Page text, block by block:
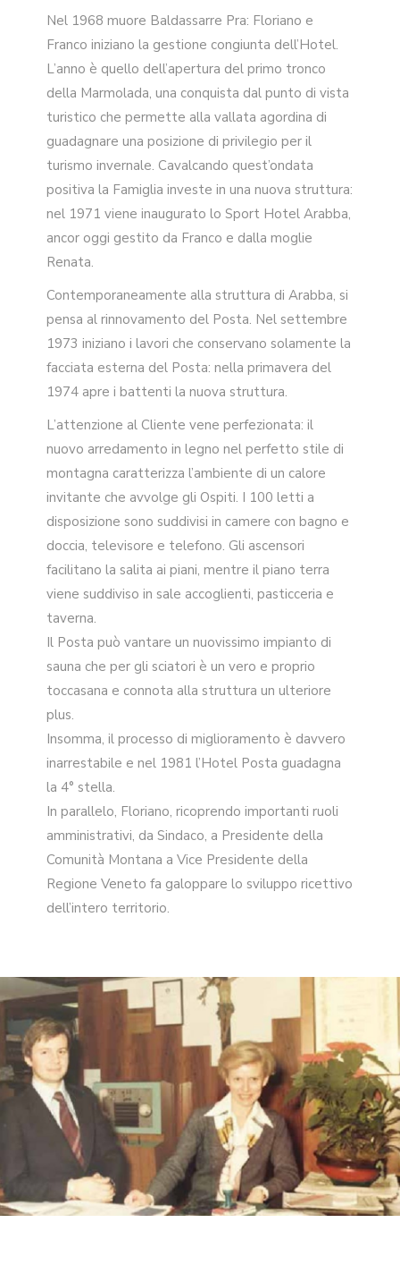
Nel 1968 muore Baldassarre Pra: Floriano e
Franco iniziano la gestione congiunta dell’Hotel.
L’anno è quello dell’apertura del primo tronco
della Marmolada, una conquista dal punto di vista
turistico che permette alla vallata agordina di
guadagnare una posizione di privilegio per il
turismo invernale. Cavalcando quest’ondata
positiva la Famiglia investe in una nuova struttura:
nel 1971 viene inaugurato lo Sport Hotel Arabba,
ancor oggi gestito da Franco e dalla moglie
Renata.
Contemporaneamente alla struttura di Arabba, si
pensa al rinnovamento del Posta. Nel settembre
1973 iniziano i lavori che conservano solamente la
facciata esterna del Posta: nella primavera del
1974 apre i battenti la nuova struttura.
L’attenzione al Cliente vene perfezionata: il
nuovo arredamento in legno nel perfetto stile di
montagna caratterizza l’ambiente di un calore
invitante che avvolge gli Ospiti. I 100 letti a
disposizione sono suddivisi in camere con bagno e
doccia, televisore e telefono. Gli ascensori
facilitano la salita ai piani, mentre il piano terra
viene suddiviso in sale accoglienti, pasticceria e
taverna.
Il Posta può vantare un nuovissimo impianto di
sauna che per gli sciatori è un vero e proprio
toccasana e connota alla struttura un ulteriore
plus.
Insomma, il processo di miglioramento è davvero
inarrestabile e nel 1981 l’Hotel Posta guadagna
la 4° stella.
In parallelo, Floriano, ricoprendo importanti ruoli
amministrativi, da Sindaco, a Presidente della
Comunità Montana a Vice Presidente della
Regione Veneto fa galoppare lo sviluppo ricettivo
dell’intero territorio.